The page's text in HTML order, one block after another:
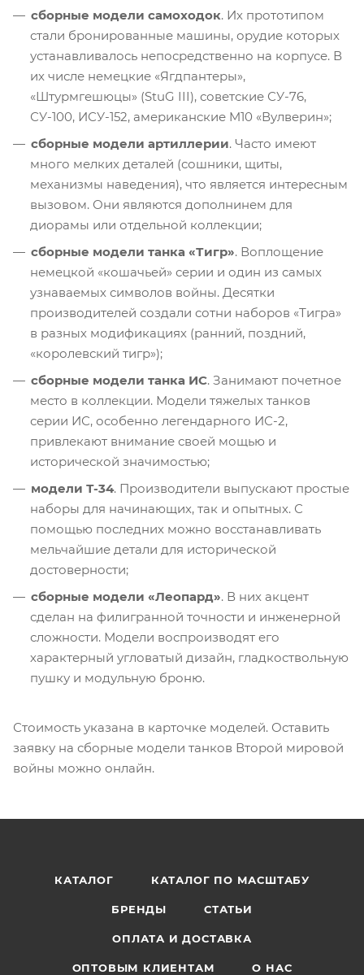
сборные модели самоходок. Их прототипом
стали бронированные машины, орудие которых
устанавливалось непосредственно на корпусе. В
их числе немецкие «Ягдпантеры»,
«Штурмгешюцы» (StuG III), советские СУ-76,
СУ-100, ИСУ-152, американские M10 «Вулверин»;
сборные модели артиллерии. Часто имеют
много мелких деталей (сошники, щиты,
механизмы наведения), что является интересным
вызовом. Они являются дополнинем для
диорамы или отдельной коллекции;
сборные модели танка «Тигр». Воплощение
немецкой «кошачьей» серии и один из самых
узнаваемых символов войны. Десятки
производителей создали сотни наборов «Тигра»
в разных модификациях (ранний, поздний,
«королевский тигр»);
сборные модели танка ИС. Занимают почетное
место в коллекции. Модели тяжелых танков
серии ИС, особенно легендарного ИС-2,
привлекают внимание своей мощью и
исторической значимостью;
модели Т-34. Производители выпускают простые
наборы для начинающих, так и опытных. С
помощью последних можно восстанавливать
мельчайшие детали для исторической
достоверности;
сборные модели «Леопард». В них акцент
сделан на филигранной точности и инженерной
сложности. Модели воспроизводят его
характерный угловатый дизайн, гладкоствольную
пушку и модульную броню.
Стоимость указана в карточке моделей. Оставить
заявку на сборные модели танков Второй мировой
войны можно онлайн.
КАТАЛОГ КАТАЛОГ ПО МАСШТАБУ
БРЕНДЫ СТАТЬИ
ОПЛАТА И ДОСТАВКА
ОПТОВЫМ КЛИЕНТАМ О НАС